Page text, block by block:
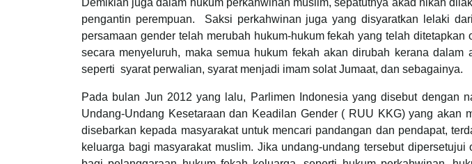
pengantin perempuan. Saksi perkahwinan juga yang disyaratkan lelaki
persamaan gender telah merubah hukum-hukum fekah yang telah
secara menyeluruh, maka semua hukum fekah akan dirubah kerana
seperti syarat perwalian, syarat menjadi imam solat Jumaat, dan sebagainya.
Pada bulan Jun 2012 yang lalu, Parlimen Indonesia yang disebut dengan
Undang-Undang Kesetaraan dan Keadilan Gender ( RUU KKG) yang
disebarkan kepada masyarakat untuk mencari pandangan dan pendapat,
keluarga bagi masyarakat muslim. Jika undang-undang tersebut